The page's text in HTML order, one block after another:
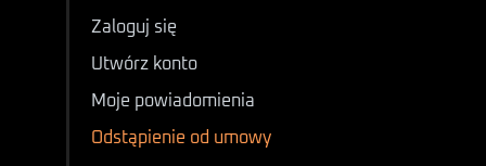
Zaloguj się
Utwórz konto
Moje powiadomienia
Odstąpienie od umowy